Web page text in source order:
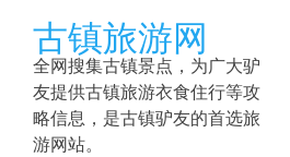
content
古镇旅游网
全网搜集古镇景点，为广大驴
友提供古镇旅游衣食住行等攻
略信息，是古镇驴友的首选旅
游网站。